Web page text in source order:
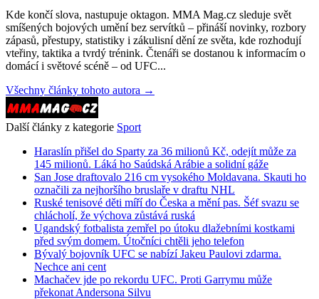
Kde končí slova, nastupuje oktagon. MMA Mag.cz sleduje svět
smíšených bojových umění bez servítků – přináší novinky, rozbory
zápasů, přestupy, statistiky i zákulisní dění ze světa, kde rozhodují
vteřiny, taktika a tvrdý trénink. Čtenáři se dostanou k informacím o
domácí i světové scéně – od UFC...
Všechny články tohoto autora →
Další články z kategorie Sport
Haraslín přišel do Sparty za 36 milionů Kč, odejít může za
145 milionů. Láká ho Saúdská Arábie a solidní gáže
San Jose draftovalo 216 cm vysokého Moldavana. Skauti ho
označili za nejhoršího bruslaře v draftu NHL
Ruské tenisové děti míří do Česka a mění pas. Šéf svazu se
chlácholí, že výchova zůstává ruská
Ugandský fotbalista zemřel po útoku dlažebními kostkami
před svým domem. Útočníci chtěli jeho telefon
Bývalý bojovník UFC se nabízí Jakeu Paulovi zdarma.
Nechce ani cent
Machačev jde po rekordu UFC. Proti Garrymu může
překonat Andersona Silvu